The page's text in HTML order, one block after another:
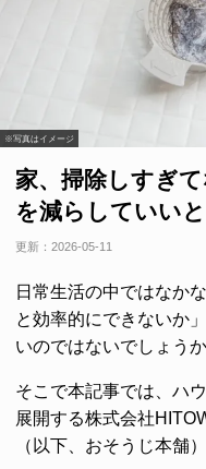
※写真はイメージ
家、掃除しすぎ
を減らしていい
更新： 2026-05-11
日常生活の中ではなか
と効率的にできないか
いのではないでしょうか
そこで本記事では、ハ
展開する株式会社
（以下、おそうじ本舗